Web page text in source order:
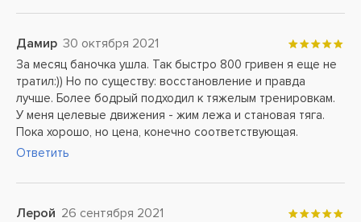
Дамир 30 октября 2021
За месяц баночка ушла. Так быстро 800 гривен я еще не
тратил:)) Но по существу: восстановление и правда
лучше. Более бодрый подходил к тяжелым тренировкам.
У меня целевые движения - жим лежа и становая тяга.
Пока хорошо, но цена, конечно соответствующая.
Ответить
Лерой 26 сентября 2021